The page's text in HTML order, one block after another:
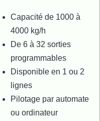
Capacité de 1000 à
4000 kg/h
De 6 à 32 sorties
programmables
Disponible en 1 ou 2
lignes
Pilotage par automate
ou ordinateur